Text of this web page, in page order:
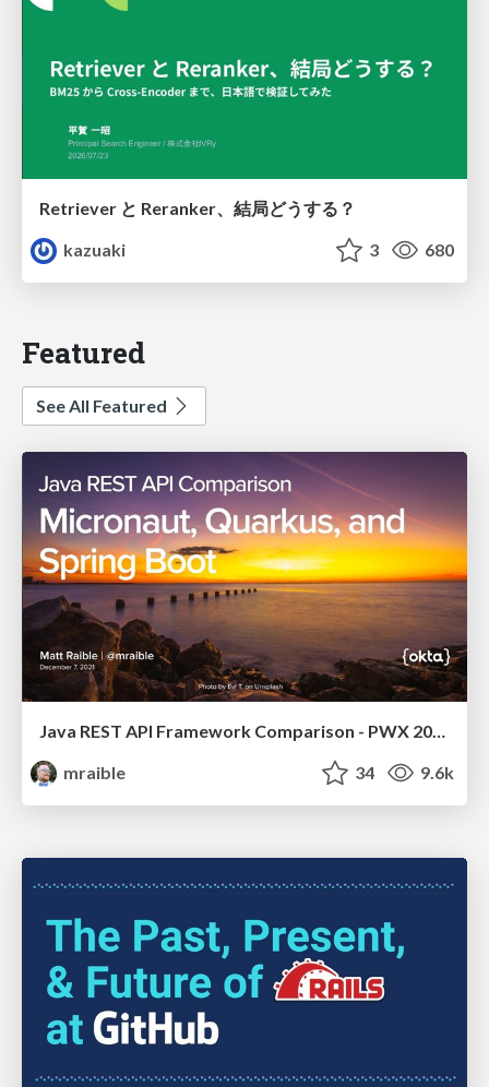
Retriever と Reranker、結局どうする？
kazuaki
3 680
Featured
See All Featured
Java REST API Framework Comparison - PWX 2021
mraible
34 9.6k